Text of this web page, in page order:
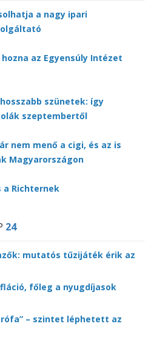
a nagy ipari
az Egyensúly Intézet
szünetek: így
szeptembertől
nem menő a cigi, és az is
Magyarországon
Richternek
24
mutatós tűzijáték érik az
főleg a nyugdíjasok
– szintet léphetett az